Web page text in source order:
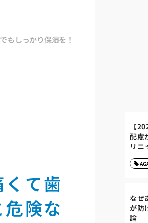
もしっかり保湿を！
て歯
険な
【
配慮
リニ
なぜ
が防
論